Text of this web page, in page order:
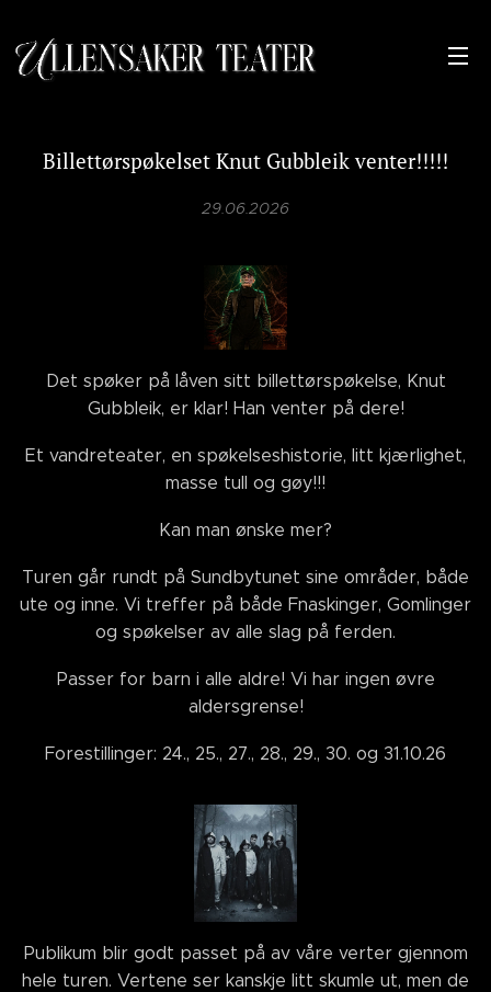
Billettørspøkelset Knut Gubbleik venter!!!!!
29.06.2026
Det spøker på låven sitt billettørspøkelse, Knut
Gubbleik, er klar! Han venter på dere!
Et vandreteater, en spøkelseshistorie, litt kjærlighet,
masse tull og gøy!!!
Kan man ønske mer?
Turen går rundt på Sundbytunet sine områder, både
ute og inne. Vi treffer på både Fnaskinger, Gomlinger
og spøkelser av alle slag på ferden.
Passer for barn i alle aldre! Vi har ingen øvre
aldersgrense!
Forestillinger: 24., 25., 27., 28., 29., 30. og 31.10.26
Publikum blir godt passet på av våre verter gjennom
hele turen. Vertene ser kanskje litt skumle ut, men de